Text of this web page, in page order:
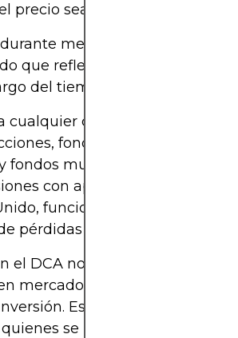
precio sea de 60 £ en marzo
meses o años, el
que refleja las tendencias
del tiempo.
cualquier clase de activo, pero
fondos indexados,
fondos mutuos. Muchos planes
con aportaciones laborales
funcionan básicamente
pérdidas (DCA) por defecto.
el DCA no garantiza
mercados bajistas, sí
Es especialmente útil
se muestran reticentes